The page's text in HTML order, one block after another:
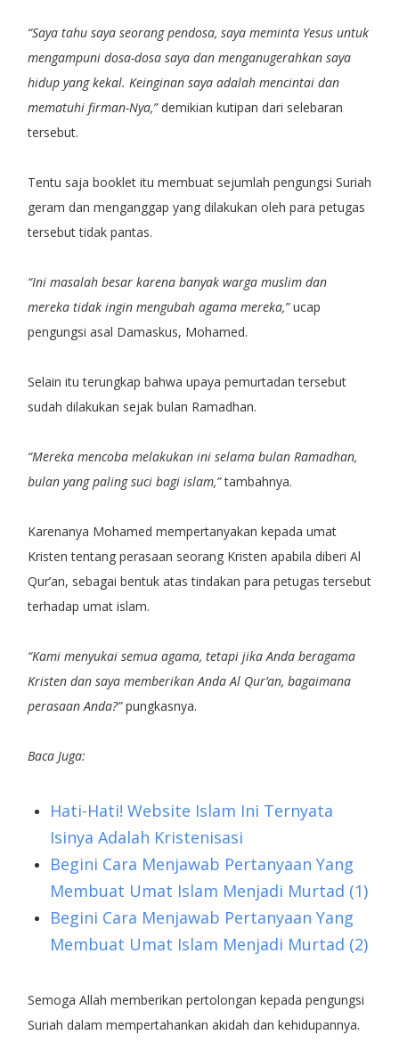
“Saya tahu saya seorang pendosa, saya meminta Yesus untuk
mengampuni dosa-dosa saya dan menganugerahkan saya
hidup yang kekal. Keinginan saya adalah mencintai dan
mematuhi firman-Nya,”demikian kutipan dari selebaran
tersebut.
Tentu saja booklet itu membuat sejumlah pengungsi Suriah
geram dan menganggap yang dilakukan oleh para petugas
tersebut tidak pantas.
“Ini masalah besar karena banyak warga muslim dan
mereka tidak ingin mengubah agama mereka,”ucap
pengungsi asal Damaskus, Mohamed.
Selain itu terungkap bahwa upaya pemurtadan tersebut
sudah dilakukan sejak bulan Ramadhan.
“Mereka mencoba melakukan ini selama bulan Ramadhan,
bulan yang paling suci bagi islam,”tambahnya.
Karenanya Mohamed mempertanyakan kepada umat
Kristen tentang perasaan seorang Kristen apabila diberi Al
Qur’an, sebagai bentuk atas tindakan para petugas tersebut
terhadap umat islam.
“Kami menyukai semua agama, tetapi jika Anda beragama
Kristen dan saya memberikan Anda Al Qur’an, bagaimana
perasaan Anda?”pungkasnya.
Baca Juga:
Hati-Hati! Website Islam Ini Ternyata
Isinya Adalah Kristenisasi
Begini Cara Menjawab Pertanyaan Yang
Membuat Umat Islam Menjadi Murtad (1)
Begini Cara Menjawab Pertanyaan Yang
Membuat Umat Islam Menjadi Murtad (2)
Semoga Allah memberikan pertolongan kepada pengungsi
Suriah dalam mempertahankan akidah dan kehidupannya.